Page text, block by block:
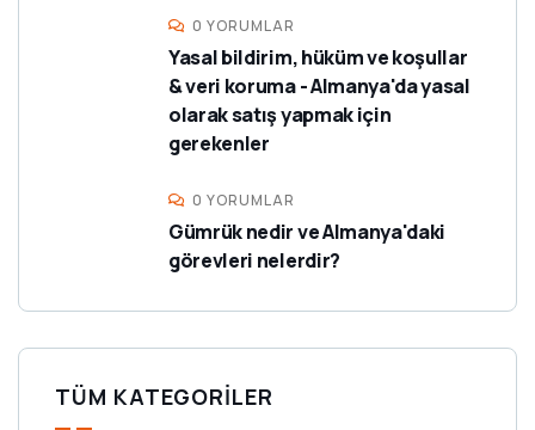
0 YORUMLAR
Yasal bildirim, hüküm ve koşullar
& veri koruma - Almanya'da yasal
olarak satış yapmak için
gerekenler
0 YORUMLAR
Gümrük nedir ve Almanya'daki
görevleri nelerdir?
TÜM KATEGORILER